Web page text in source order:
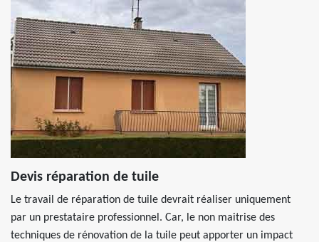
Devis réparation de tuile
Le travail de réparation de tuile devrait réaliser uniquement
par un prestataire professionnel. Car, le non maitrise des
techniques de rénovation de la tuile peut apporter un impact